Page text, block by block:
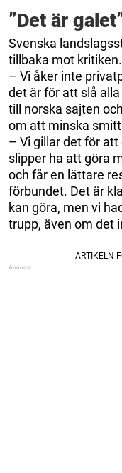
”Det är
Svenska
tillbaka mot kritiken.
– Vi åker inte
det är för att slå
till norska sajten
om att minska
– Vi gillar det för
slipper ha att göra
och får en lättare
förbundet. Det är
kan göra, men vi
trupp, även om det